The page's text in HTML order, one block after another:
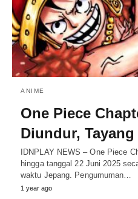
ANIME
One Piece
Diundur,
IDNPLAY NEWS – One Piece
hingga tanggal 22 Juni 2025
waktu Jepang. Pengumuman…
1 year ago